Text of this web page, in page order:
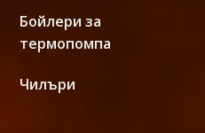
Бойлери за
термопомпа
Чилъри